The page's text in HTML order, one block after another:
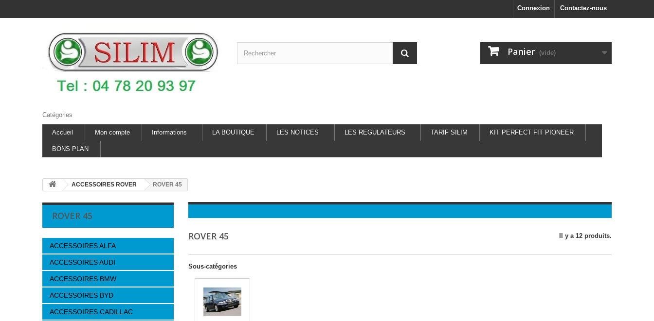
Contactez-nous
Connexion
Panier (vide)
Catégories
Accueil Mon compte Informations LA BOUTIQUE LES NOTICES LES REGULATEURS TARIF SILIM KIT PERFECT FIT PIONEER
BONS PLAN
ACCESSOIRES ROVER ROVER 45
ROVER 45
ACCESSOIRES ALFA
ACCESSOIRES AUDI
ACCESSOIRES BMW
ACCESSOIRES BYD
ACCESSOIRES CADILLAC
ROVER 45 Il y a 12 produits.
Sous-catégories